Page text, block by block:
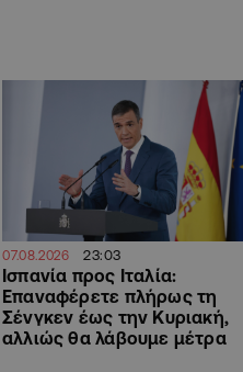
07.08.2026 23:03
Ισπανία προς Ιταλία:
Επαναφέρετε πλήρως τη
Σένγκεν έως την Κυριακή,
αλλιώς θα λάβουμε μέτρα